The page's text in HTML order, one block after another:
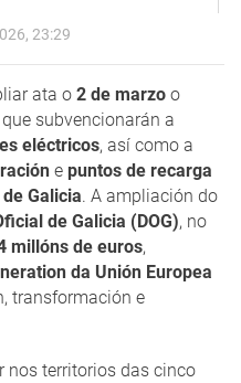
23:29
ata o 2 de marzo o
subvencionarán a
eléctricos, así como a
e puntos de recarga
Galicia. A ampliación do
de Galicia (DOG), no
millóns de euros,
da Unión Europea
transformación e
nos territorios das cinco